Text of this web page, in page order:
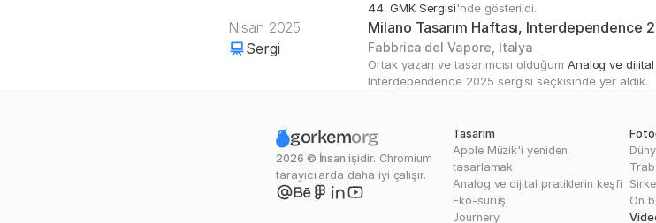
44. GMK Sergisi'nde gösterildi.
Nisan 2025
Sergi
Milano Tasarım Haftası, Interdependence
Fabbrica del Vapore, İtalya
Ortak yazarı ve tasarımcısı olduğum Analog ve
Interdependence 2025 sergisi seçkisinde yer aldık.
gorkemorg
2026 © İnsan işidir. Chromium
tarayıcılarda daha iyi çalışır.
Tasarım
Apple Müzik'i yeniden
tasarlamak
Analog ve dijital pratiklerin keşfi
Eko-sürüş
Journery
On